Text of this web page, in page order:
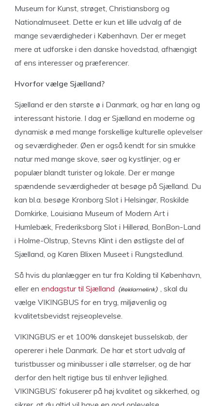
Museum for Kunst, strøget, Christiansborg og
Nationalmuseet. Dette er kun et lille udvalg af de
mange seværdigheder i København. Der er meget
mere at udforske i den danske hovedstad, afhængigt
af ens interesser og præferencer.
Hvorfor vælge Sjælland?
Sjælland er den største ø i Danmark, og har en lang og
interessant historie. I dag er Sjælland en moderne og
dynamisk ø med mange forskellige kulturelle oplevelser
og seværdigheder. Øen er også kendt for sin smukke
natur med mange skove, søer og kystlinjer, og er
populær blandt turister og lokale. Der er mange
spændende seværdigheder at besøge på Sjælland. Du
kan bl.a. besøge Kronborg Slot i Helsingør, Roskilde
Domkirke, Louisiana Museum of Modern Art i
Humlebæk, Frederiksborg Slot i Hillerød, BonBon-Land
i Holme-Olstrup, Stevns Klint i den østligste del af
Sjælland, og Karen Blixen Museet i Rungstedlund.
Så hvis du planlægger en tur fra Kolding til København,
eller en endagstur til Sjælland
, skal du
vælge VIKINGBUS for en tryg, miljøvenlig og
kvalitetsbevidst rejseoplevelse.
VIKINGBUS er et 100% danskejet busselskab, der
opererer i hele Danmark. De har et stort udvalg af
turistbusser og minibusser i alle størrelser, og de har
derfor den helt rigtige bus til enhver lejlighed.
VIKINGBUS’ fokuserer på høj kvalitet og sikkerhed, og